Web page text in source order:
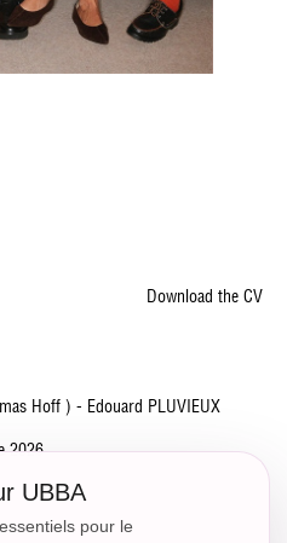
Download the CV
Hoff ) - Edouard PLUVIEUX
2026
UBBA
pour le